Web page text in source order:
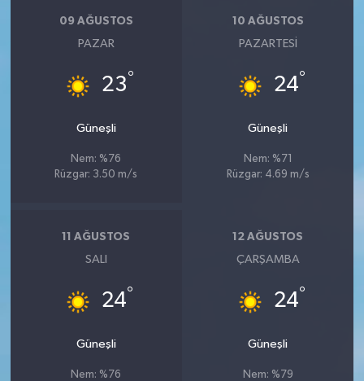
09 AĞUSTOS
PAZAR
23°
Güneşli
Nem: %76
Rüzgar: 3.50 m/s
10 AĞUSTOS
PAZARTESI
24°
Güneşli
Nem: %71
Rüzgar: 4.69 m/s
11 AĞUSTOS
SALI
24°
Güneşli
Nem: %76
12 AĞUSTOS
ÇARŞAMBA
24°
Güneşli
Nem: %79